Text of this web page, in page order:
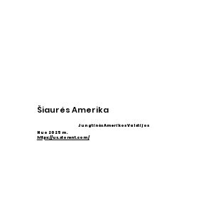
Šiaurės Amerika
Jungtinės Amerikos Valstijos
​Nuo 2025 m.
https://us.storent.com/